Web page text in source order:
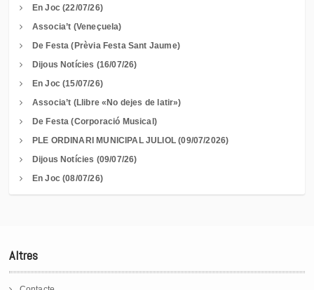
En Joc (22/07/26)
Associa’t (Veneçuela)
De Festa (Prèvia Festa Sant Jaume)
Dijous Notícies (16/07/26)
En Joc (15/07/26)
Associa’t (Llibre «No dejes de latir»)
De Festa (Corporació Musical)
PLE ORDINARI MUNICIPAL JULIOL (09/07/2026)
Dijous Notícies (09/07/26)
En Joc (08/07/26)
Altres